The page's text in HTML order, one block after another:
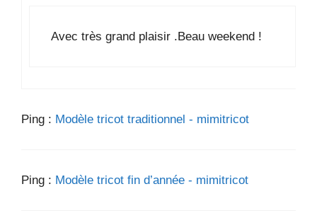
Avec très grand plaisir .Beau weekend !
Ping : Modèle tricot traditionnel - mimitricot
Ping : Modèle tricot fin d’année - mimitricot